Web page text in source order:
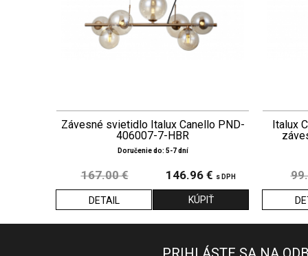
Závesné svietidlo Italux Canello PND-
406007-7-HBR
Doručenie do: 5-7 dní
167.00 € 146.96 € s DPH
DETAIL
Italux